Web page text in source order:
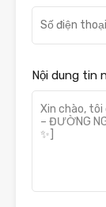
Nội dung tin